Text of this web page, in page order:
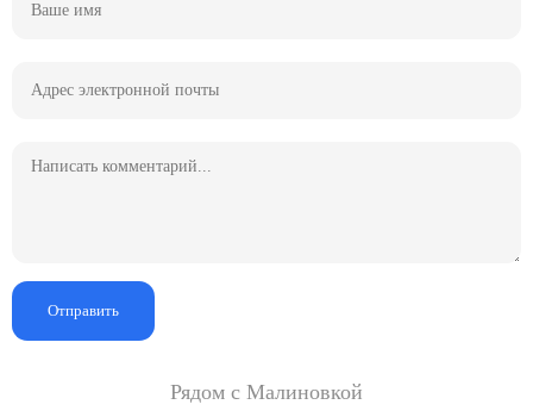
Отправить
Рядом с Малиновкой